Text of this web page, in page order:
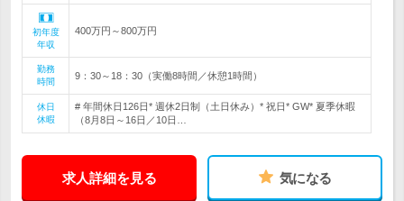
初年度
年収
400万円～800万円
勤務
時間
9：30～18：30（実働8時間／休憩1時間）
休日
休暇
# 年間休日126日* 週休2日制（土日休み）* 祝日* GW* 夏季休暇
（8月8日～16日／10日…
求人詳細を見る 気になる